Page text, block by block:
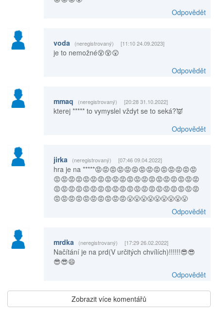
Odpovědět
voda (neregistrovaný) [11:10 24.09.2023]
je to nemožné😵😵😲
Odpovědět
mmaq (neregistrovaný) [20:28 31.10.2022]
kterej ***** to vymyslel vždyt se to seká?👿
Odpovědět
jirka (neregistrovaný) [07:46 09.04.2022]
hra je na *****😡😡😡😡😡😡😡😡😡😡😡😡😡😡
😡😡😡😡😡😡😡😡😡😡😡😡😡😡😡😡😡😡😡😡
😡😡😡😡😡😡😡😡😡😡😡😡😡😡😡😡😡😡😡😡
😡😡😡😡😡😡😡😡😡😡😤😤😤😤😤😤😤😤😤
Odpovědět
mrdka (neregistrovaný) [17:29 26.02.2022]
Načítání je na prd(V určitých chvílích)!!!!!!😎😎
😎😎😄
Odpovědět
Zobrazit více komentářů